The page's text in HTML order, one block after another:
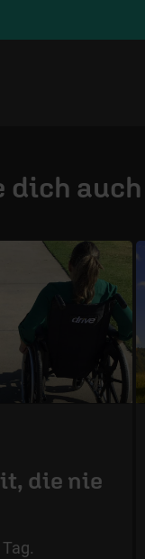
dich auch
die nie